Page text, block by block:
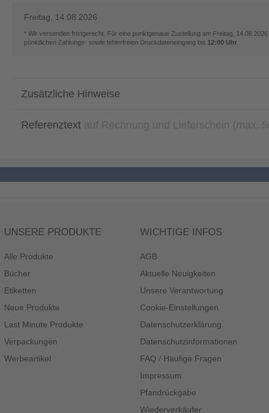
Freitag, 14.08.2026
* Wir versenden fristgerecht. Für eine punktgenaue Zustellung am Freitag, 14.08.2026
pünktlichen Zahlungs- sowie fehlerfreien Druckdateneingang bis 12:00 Uhr
Zusätzliche Hinweise
Referenztext
UNSERE PRODUKTE
Alle Produkte
Bücher
Etiketten
Neue Produkte
Last Minute Produkte
Verpackungen
Werbeartikel
WICHTIGE INFOS
AGB
Aktuelle Neuigkeiten
Unsere Verantwortung
Cookie-Einstellungen
Datenschutzerklärung
Datenschutzinformationen
FAQ / Häufige Fragen
Impressum
Pfandrückgabe
Wiederverkäufer